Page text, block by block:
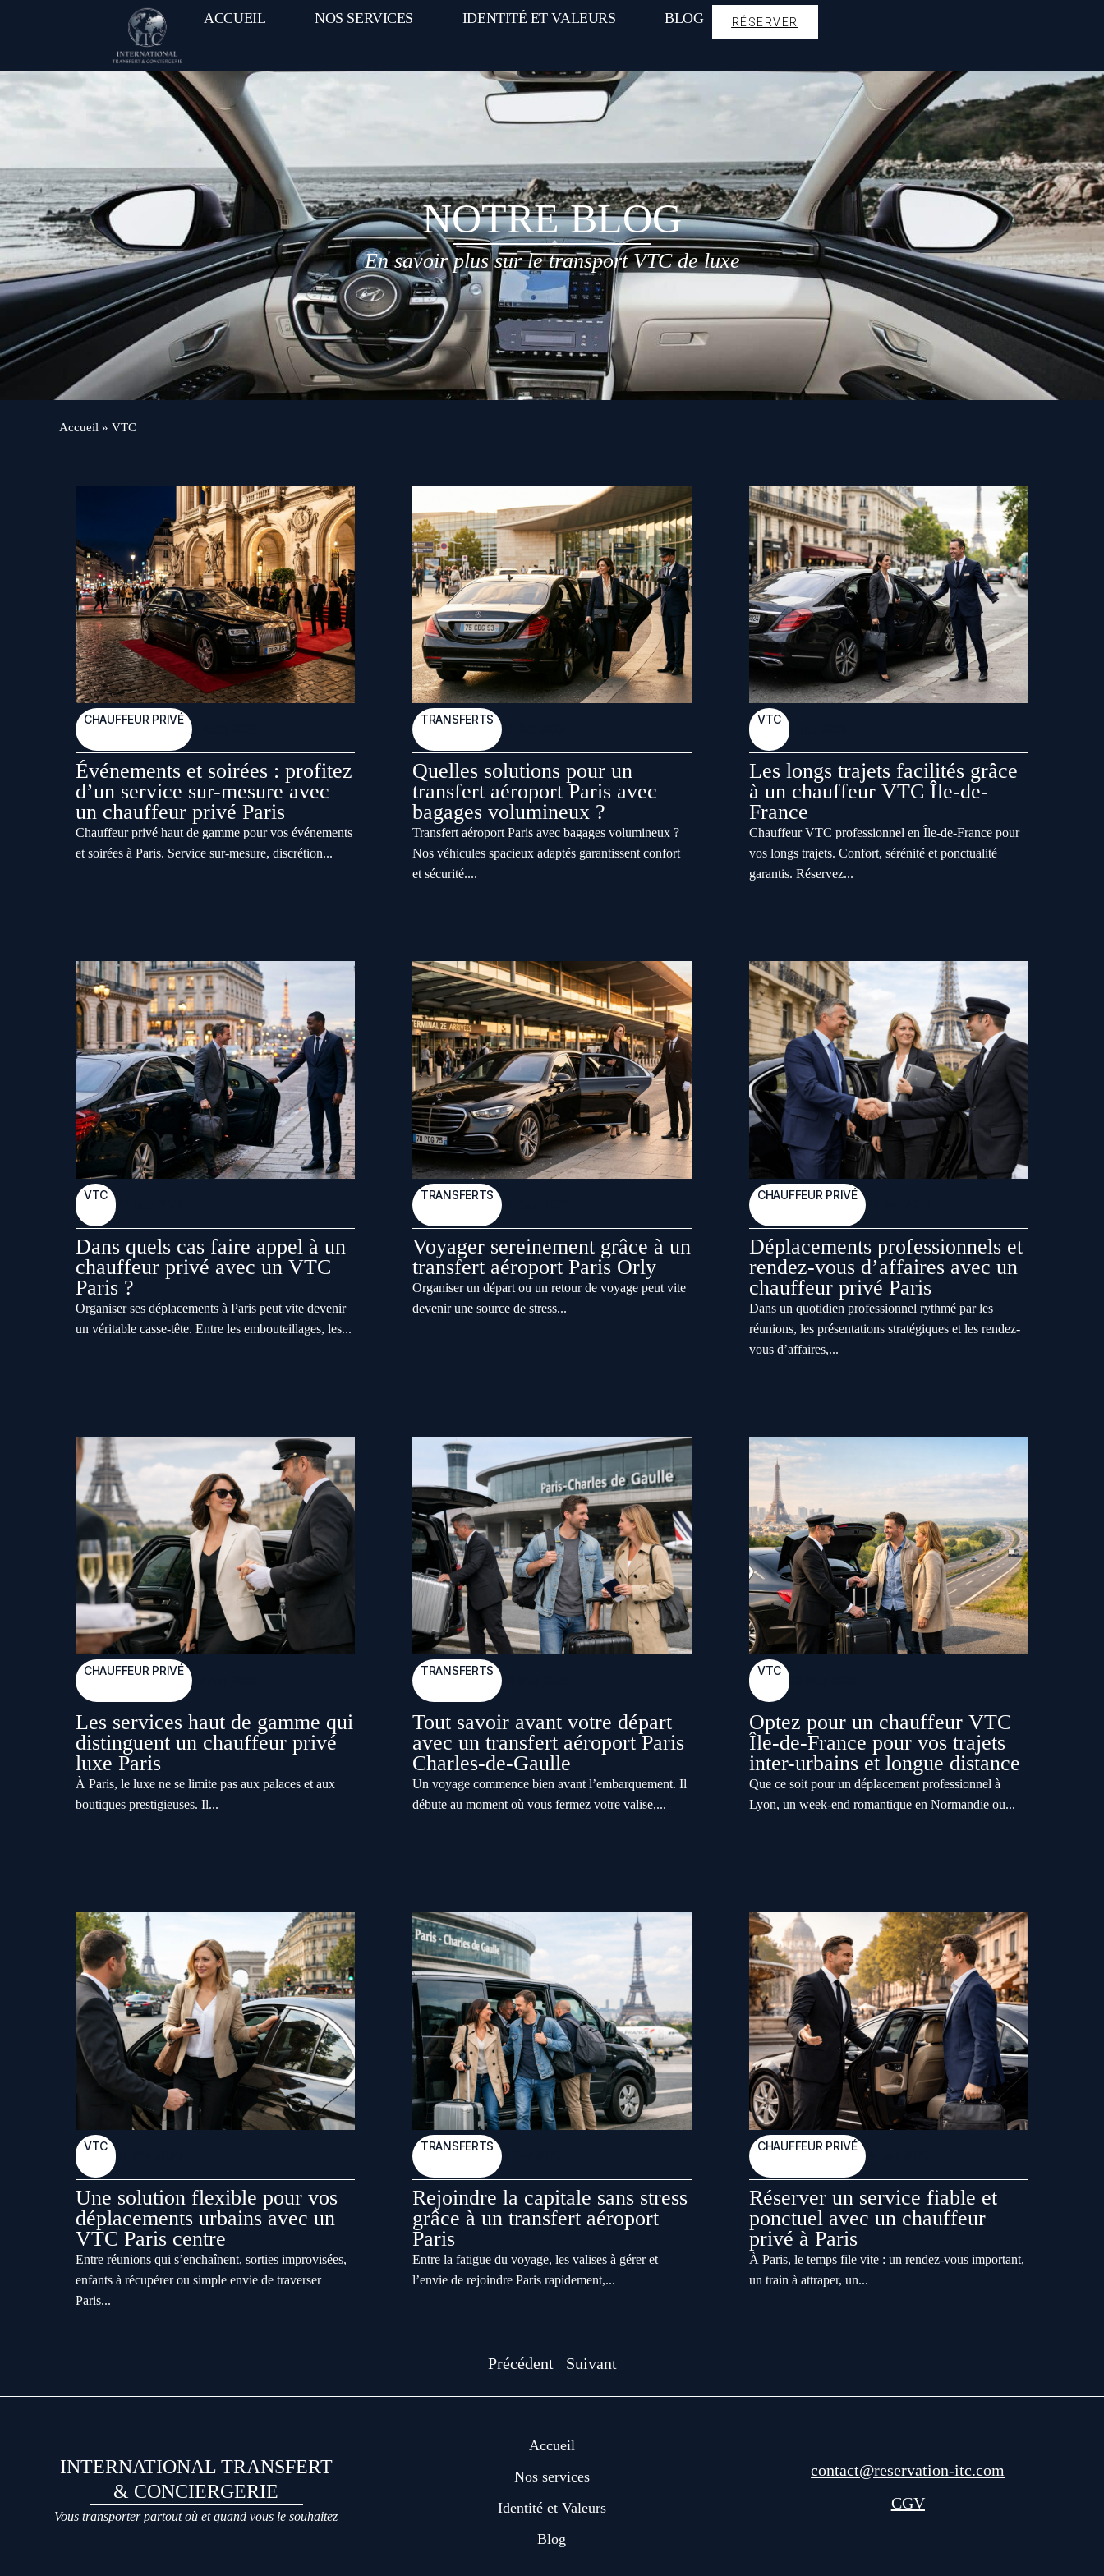
ACCUEIL NOS SERVICES IDENTITÉ ET VALEURS BLOG RÉSERVER
NOTRE BLOG
En savoir plus sur le transport VTC de luxe
Accueil » VTC
CHAUFFEUR PRIVÉ
1 Août 2026
Événements et soirées : profitez
d’un service sur-mesure avec
un chauffeur privé Paris
Chauffeur privé haut de gamme pour vos événements
et soirées à Paris. Service sur-mesure, discrétion...
TRANSFERTS
Quelles solutions pour un
transfert aéroport Paris avec
bagages volumineux ?
Transfert aéroport Paris avec bagages volumineux ?
Nos véhicules spacieux adaptés garantissent confort
et sécurité....
VTC
Les longs trajets facilités grâce
à un chauffeur VTC Île-de-
France
Chauffeur VTC professionnel en Île-de-France pour
vos longs trajets. Confort, sérénité et ponctualité
garantis. Réservez...
VTC
Dans quels cas faire appel à un
chauffeur privé avec un VTC
Paris ?
Organiser ses déplacements à Paris peut vite devenir
un véritable casse-tête. Entre les embouteillages, les...
TRANSFERTS
Voyager sereinement grâce à un
transfert aéroport Paris Orly
Organiser un départ ou un retour de voyage peut vite
devenir une source de stress...
CHAUFFEUR PRIVÉ
26 Avr 2026
Déplacements professionnels et
rendez-vous d’affaires avec un
chauffeur privé Paris
Dans un quotidien professionnel rythmé par les
réunions, les présentations stratégiques et les rendez-
vous d’affaires,...
CHAUFFEUR PRIVÉ
12 Avr 2026
Les services haut de gamme qui
distinguent un chauffeur privé
luxe Paris
À Paris, le luxe ne se limite pas aux palaces et aux
boutiques prestigieuses. Il...
TRANSFERTS
Tout savoir avant votre départ
avec un transfert aéroport Paris
Charles-de-Gaulle
Un voyage commence bien avant l’embarquement. Il
débute au moment où vous fermez votre valise,...
VTC
Optez pour un chauffeur VTC
Île-de-France pour vos trajets
inter-urbains et longue distance
Que ce soit pour un déplacement professionnel à
Lyon, un week‑end romantique en Normandie ou...
VTC
Une solution flexible pour vos
déplacements urbains avec un
VTC Paris centre
Entre réunions qui s’enchaînent, sorties improvisées,
enfants à récupérer ou simple envie de traverser
Paris...
TRANSFERTS
Rejoindre la capitale sans stress
grâce à un transfert aéroport
Paris
Entre la fatigue du voyage, les valises à gérer et
l’envie de rejoindre Paris rapidement,...
CHAUFFEUR PRIVÉ
24 Jan 2026
Réserver un service fiable et
ponctuel avec un chauffeur
privé à Paris
À Paris, le temps file vite : un rendez-vous important,
un train à attraper, un...
Précédent Suivant
INTERNATIONAL TRANSFERT
& CONCIERGERIE
Vous transporter partout où et quand vous le souhaitez
Accueil
Nos services
Identité et Valeurs
Blog
contact@reservation-itc.com
CGV